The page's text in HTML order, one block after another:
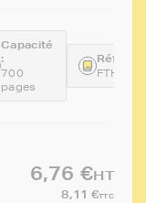
Capacité
:
700
pages
6,76 €HT
8,11 €TTC